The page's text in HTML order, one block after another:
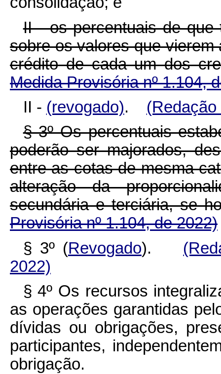
II - os percentuais de
sobre os valores que
crédito de cada um dos
Medida Provisória nº 1.104,
II - (revogado). (Redação
§ 3º Os percentuais
poderão ser majorados,
entre as cotas de mesma
alteração da
secundária e terciária,
Provisória nº 1.104, de 2022)
§ 3º (Revogado).
2022)
§ 4º Os recursos
as operações garantidas
dívidas ou obrigações,
participantes,
obrigação.